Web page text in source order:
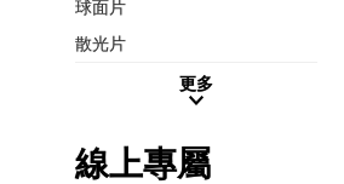
球面片
散光片
更多
線上專屬